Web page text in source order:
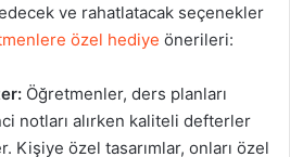
ve rahatlatacak seçenekler
özel hediye önerileri:
Öğretmenler, ders planları
notları alırken kaliteli defterler
Kişiye özel tasarımlar, onları özel